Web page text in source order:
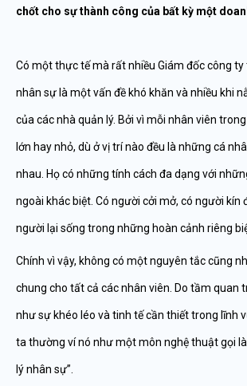
chốt cho sự thành công của bất kỳ một
Có một thực tế mà rất nhiều Giám đốc công
nhân sự là một vấn đề khó khăn và nhiều khi
của các nhà quản lý. Bởi vì mỗi nhân viên
lớn hay nhỏ, dù ở vị trí nào đều là những cá
nhau. Họ có những tính cách đa dạng với
ngoài khác biệt. Có người cởi mở, có người kín
người lại sống trong những hoàn cảnh riêng
Chính vì vậy, không có một nguyên tắc cũng
chung cho tất cả các nhân viên. Do tầm quan
như sự khéo léo và tinh tế cần thiết trong lĩnh
ta thường ví nó như một môn nghệ thuật gọi
lý nhân sự”.